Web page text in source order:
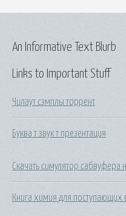
Links to Important Stuff
Чилаут сэмплы торрент
Буква т звук т презентация
Скачать симулятор сабвуфера
Книга химия для поступающих
An Informative Text Blurb